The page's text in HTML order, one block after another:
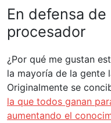
En defensa
procesador
¿Por qué me gustan
la mayoría de la gente
Originalmente se
la que todos ganan
aumentando el